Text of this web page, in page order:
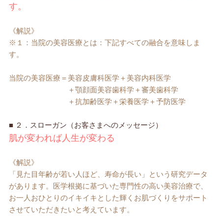
す。
《解説》
※１：当院の美容医療とは：下記すべての融合を意味しま
す。
当院の美容医療＝美容皮膚科医学＋美容内科医学
＋顎顔面美容歯科学＋審美歯科学
＋抗加齢医学＋栄養医学＋予防医学
■ ２．スローガン（お客さまへのメッセージ）
肌が変われば人生が変わる
《解説》
「見た目年齢が若い人ほど、寿命が長い」という研究データ
があります。医学根拠に基づいた専門性の高い美容治療で、
お一人おひとりのイキイキとした輝くお肌づくりをサポート
させていただきたいと考えています。